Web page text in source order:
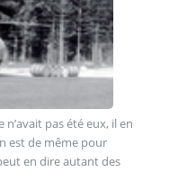
n’avait pas été eux, il en
est de même pour
en dire autant des